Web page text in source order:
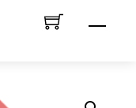
Menu